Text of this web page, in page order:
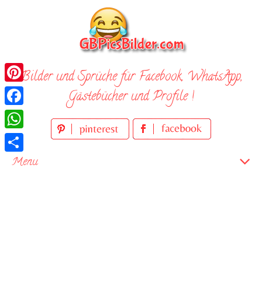
Bilder und Sprüche für Facebook, WhatsApp,
Gästebücher und Profile !
Menu
Pinterest
Facebook
WhatsApp
Teilen